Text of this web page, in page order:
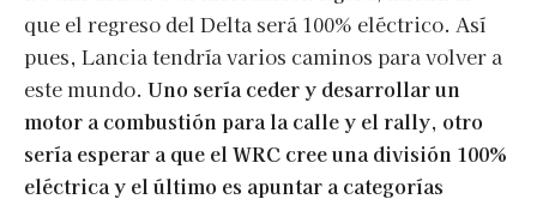
que el regreso del Delta será 100% eléctrico. Así
pues, Lancia tendría varios caminos para volver a
este mundo. Uno sería ceder y desarrollar un
motor a combustión para la calle y el rally, otro
sería esperar a que el WRC cree una división 100%
eléctrica y el último es apuntar a categorías